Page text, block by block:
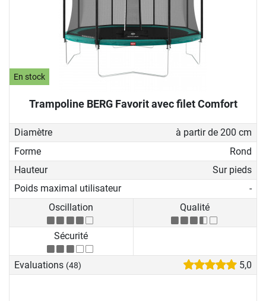
En stock
Trampoline BERG Favorit avec filet Comfort
Diamètre
à partir de 200 cm
Forme
Rond
Hauteur
Sur pieds
Poids maximal utilisateur
-
Oscillation
Qualité
Sécurité
Evaluations (48) 5,0